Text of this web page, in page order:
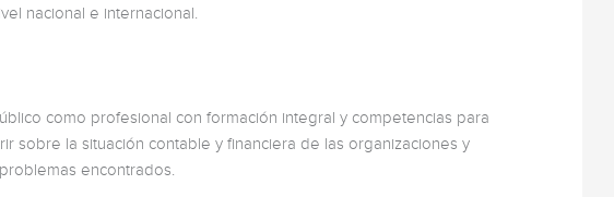
nacional e internacional.
como profesional con formación integral y competencias para
sobre la situación contable y financiera de las organizaciones y
encontrados.